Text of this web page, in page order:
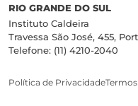
RIO GRANDE DO SUL
Instituto Caldeira
Travessa São José, 455,
Telefone: (11) 4210-2040
Política de Privacidade